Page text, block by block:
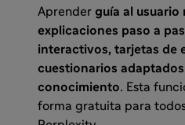
Aprender guía al usuario
explicaciones paso a
interactivos, tarjetas de
cuestionarios
conocimiento. Esta
forma gratuita para